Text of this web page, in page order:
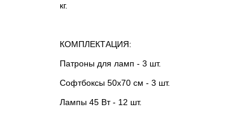
кг.
КОМПЛЕКТАЦИЯ:
Патроны для ламп - 3 шт.
Софтбоксы 50х70 см - 3 шт.
Лампы 45 Вт - 12 шт.